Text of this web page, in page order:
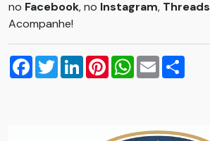
no Facebook, no Instagram, Threads
Acompanhe!
Facebook
TwitterLinkedInPinterestWhatsApp
Email